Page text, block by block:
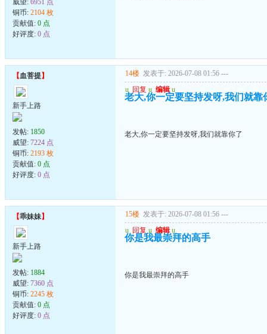
铜币: 2104 枚
贡献值: 0 点
好评度: 0 点
【血菩提】
新手上路
发帖: 1850
威望: 7224 点
铜币: 2193 枚
贡献值: 0 点
好评度: 0 点
14楼 发表于: 2026-07-08 01:56 ---
u 回复 u 编辑 u
老大,你一定要坚持发呀,我们就靠
老大,你一定要坚持发呀,我们就靠你了
【乖妹妹】
新手上路
发帖: 1884
威望: 7360 点
铜币: 2245 枚
贡献值: 0 点
好评度: 0 点
15楼 发表于: 2026-07-08 01:56 ---
u 回复 u 编辑 u
你是我最崇拜的高手
你是我最崇拜的高手